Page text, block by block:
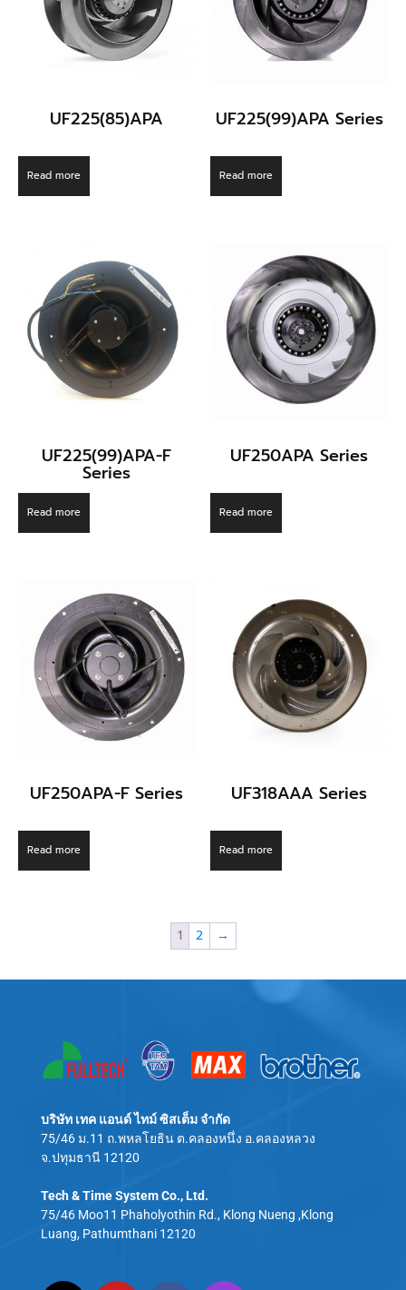
UF225(85)APA
Read more
UF225(99)APA Series
Read more
UF225(99)APA-F
Series
Read more
UF250APA Series
Read more
UF250APA-F Series
Read more
UF318AAA Series
Read more
1 2 →
บริษัท เทค แอนด์ ไทม์ ซิสเต็ม จำกัด
75/46 ม.11 ถ.พหลโยธิน ต.คลองหนึ่ง อ.คลองหลวง
จ.ปทุมธานี 12120
Tech & Time System Co., Ltd.
75/46 Moo11 Phaholyothin Rd., Klong Nueng ,Klong
Luang, Pathumthani 12120